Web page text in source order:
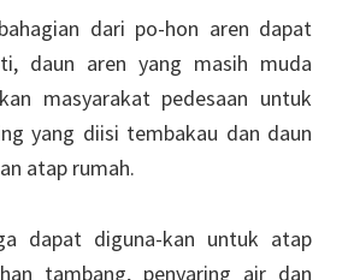
dari po-hon aren dapat
daun aren yang masih muda
masyarakat pedesaan untuk
yang diisi tembakau dan daun
atap rumah.
dapat diguna-kan untuk atap
tambang, penyaring air dan